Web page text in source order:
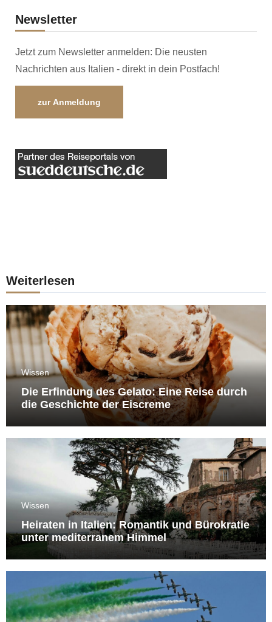
Newsletter
Jetzt zum Newsletter anmelden: Die neusten
Nachrichten aus Italien - direkt in dein Postfach!
zur Anmeldung
Weiterlesen
Wissen
Die Erfindung des Gelato: Eine Reise durch
die Geschichte der Eiscreme
Wissen
Heiraten in Italien: Romantik und Bürokratie
unter mediterranem Himmel